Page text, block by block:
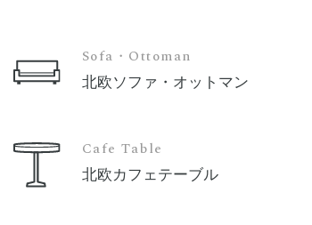
Sofa・Ottoman
北欧ソファ・オットマン
Cafe Table
北欧カフェテーブル